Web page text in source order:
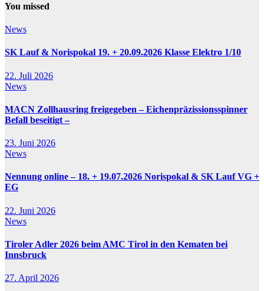
You missed
News
SK Lauf & Norispokal 19. + 20.09.2026 Klasse Elektro 1/10
22. Juli 2026
News
MACN Zollhausring freigegeben – Eichenpräzissionsspinner
Befall beseitigt –
23. Juni 2026
News
Nennung online – 18. + 19.07.2026 Norispokal & SK Lauf VG +
EG
22. Juni 2026
News
Tiroler Adler 2026 beim AMC Tirol in den Kematen bei
Innsbruck
27. April 2026